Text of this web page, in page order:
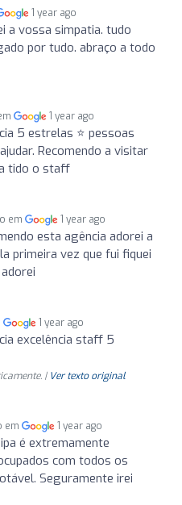
1 year ago
a vossa simpatia. tudo
por tudo. abraço a todo
1 year ago
5 estrelas ⭐ pessoas
Recomendo a visitar
tido o staff
em 1 year ago
esta agência adorei a
primeira vez que fui fiquei
1 year ago
excelência staff 5
| Ver texto original
em 1 year ago
é extremamente
com todos os
Seguramente irei